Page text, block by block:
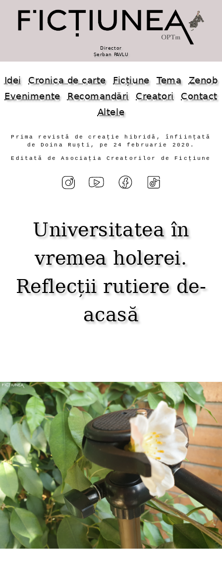
Director
Șerban PAVLU
Idei Cronica de carte Ficțiune Tema
Zenob
Evenimente
Recomandări Creatori
Contact
Altele
Prima revistă de creație hibridă, înființată
de Doina Ruști, pe 24 februarie 2020.
Editată de Asociația Creatorilor de Ficțiune
Universitatea în
vremea holerei.
Reflecții rutiere de-
acasă